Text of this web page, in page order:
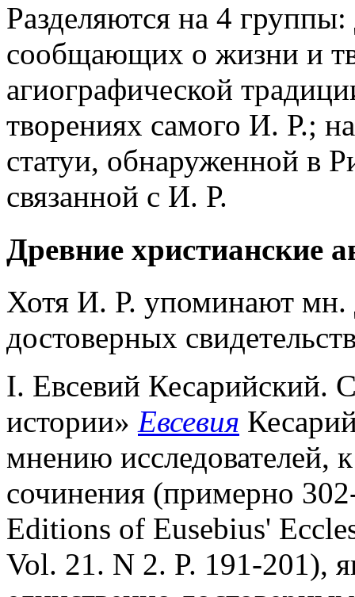
Разделяются на 4
сообщающих о жизни и
агиографической
творениях самого И. Р.;
статуи, обнаруженной в
связанной с И. Р.
Древние христианские
Хотя И. Р. упоминают мн.
достоверных
I. Евсевий Кесарийский.
истории» Евсевия
мнению исследователей,
сочинения (примерно
Editions of Eusebius'
Vol. 21. N 2. P. 191-201),